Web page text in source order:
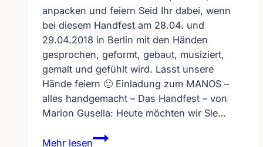
anpacken und feiern Seid Ihr dabei, wenn
bei diesem Handfest am 28.04. und
29.04.2018 in Berlin mit den Händen
gesprochen, geformt, gebaut, musiziert,
gemalt und gefühlt wird. Lasst unsere
Hände feiern 🙂 Einladung zum MANOS –
alles handgemacht – Das Handfest – von
Marion Gusella: Heute möchten wir Sie…
Mehr lesen
Handfest